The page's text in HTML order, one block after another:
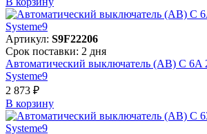
Артикул: S9F22206
Срок поставки: 2 дня
Автоматический выключатель (АВ) C 6A
Systeme9
2 873 ₽
В корзинy